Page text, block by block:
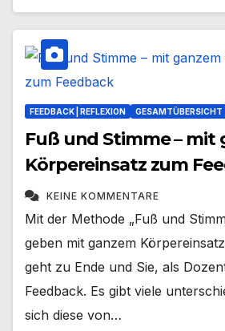
FEEDBACK | REFLEXION GESAMTÜBERSICHT
Fuß und Stimme – mit
Körpereinsatz zum
KEINE KOMMENTARE
Mit der Methode „Fuß und
geben mit ganzem
geht zu Ende und Sie, als
Feedback. Es gibt viele
sich diese von…